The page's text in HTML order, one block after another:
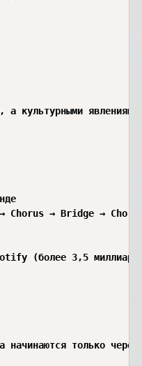
культурными
Chorus → Bridge →
(более 3,5
только через